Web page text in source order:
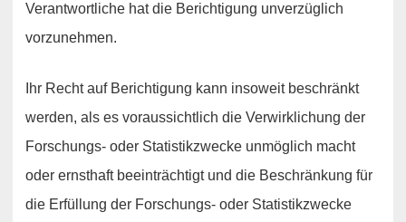
Verantwortliche hat die Berichtigung unverzüglich
vorzunehmen.
Ihr Recht auf Berichtigung kann insoweit beschränkt
werden, als es voraussichtlich die Verwirklichung der
Forschungs- oder Statistikzwecke unmöglich macht
oder ernsthaft beeinträchtigt und die Beschränkung für
die Erfüllung der Forschungs- oder Statistikzwecke